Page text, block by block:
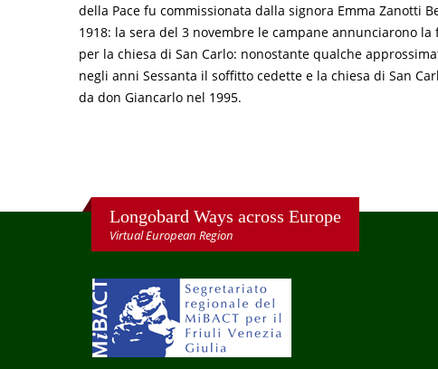
della Pace fu commissionata dalla signora Emma Zanotti
1918: la sera del 3 novembre le campane annunciarono
per la chiesa di San Carlo: nonostante qualche
negli anni Sessanta il soffitto cedette e la chiesa di San
da don Giancarlo nel 1995.
Longobard Ways across Europe
Virtual European Region